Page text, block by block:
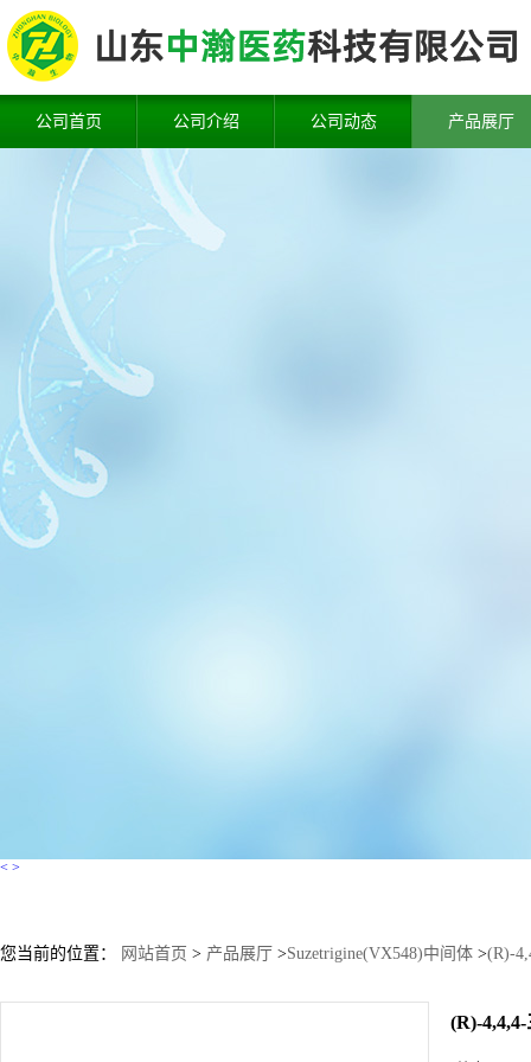
公司首页 公司介绍 公司动态 产品展厅
< >
您当前的位置： 网站首页 > 产品展厅 >Suzetrigine(VX548)中间体 >(R)-
(R)-